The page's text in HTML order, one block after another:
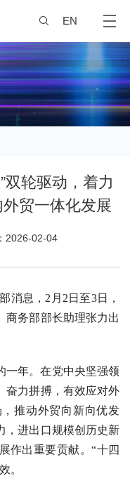
EN
双轮驱动，着力
贸一体化发展
2026-02-04
消息，2月2日至3日，
商务部部长助理张力出
一年。在党中央坚强领
奋力拼搏，有效应对外
推动外贸向新向优发
，进出口规模创历史新
作出重要贡献。“十四
。